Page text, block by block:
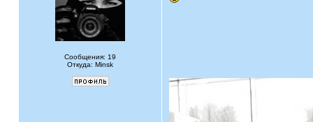
Сообщения: 19
Откуда: Minsk